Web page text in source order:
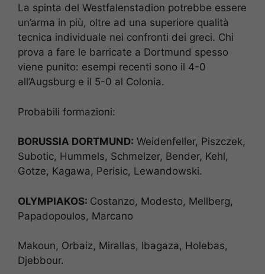
La spinta del Westfalenstadion potrebbe essere
un’arma in più, oltre ad una superiore qualità
tecnica individuale nei confronti dei greci. Chi
prova a fare le barricate a Dortmund spesso
viene punito: esempi recenti sono il 4-0
all’Augsburg e il 5-0 al Colonia.
Probabili formazioni:
BORUSSIA DORTMUND: Weidenfeller, Piszczek,
Subotic, Hummels, Schmelzer, Bender, Kehl,
Gotze, Kagawa, Perisic, Lewandowski.
OLYMPIAKOS: Costanzo, Modesto, Mellberg,
Papadopoulos, Marcano
Makoun, Orbaiz, Mirallas, Ibagaza, Holebas,
Djebbour.